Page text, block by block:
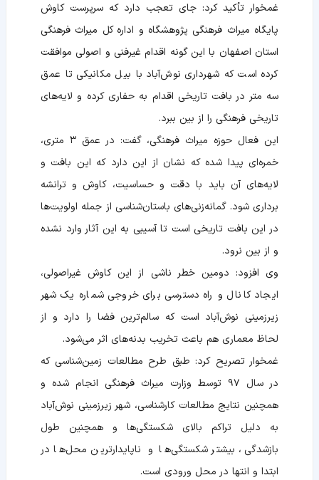
غمخوار تأکید کرد: جای تعجب دارد که سرپرست کاوش
پایگاه میراث فرهنگی پژوهشگاه و اداره کل میراث فرهنگی
استان اصفهان با این گونه اقدام غیرفنی و اصولی موافقت
کرده است که شهرداری نوش‌آباد با بیل مکانیکی تا عمق
سه متر در بافت تاریخی اقدام به حفاری کرده و لایه‌های
تاریخی فرهنگی را از بین ببرد.
این فعال حوزه میراث فرهنگی، گفت: در عمق ۳ متری،
خمره‌ای پیدا شده که نشان از این دارد که این بافت و
لایه‌های آن باید با دقت و حساسیت، کاوش و ترانشه
برداری شود. گمانه‌زنی‌های باستان‌شناسی از جمله اولویت‌ها
در این بافت تاریخی است تا آسیبی به این آثار وارد نشده
و از بین نرود.
وی افزود: دومین خطر ناشی از این کاوش غیراصولی،
ایجاد کانال و راه دسترسی برای خروجی شماره یک شهر
زیرزمینی نوش‌آباد است که سالم‌ترین فضا را دارد و از
لحاظ معماری هم باعث تخریب بدنه‌های اثر می‌شود.
غمخوار تصریح کرد: طبق طرح مطالعات زمین‌شناسی که
در سال ۹۷ توسط وزارت میراث فرهنگی انجام شده و
همچنین نتایج مطالعات کارشناسی، شهر زیرزمینی نوش‌آباد
به دلیل تراکم بالای شکستگی‌ها و همچنین طول
بازشدگی، بیشتر شکستگی‌ها و ناپایدارترین محل‌ها در
ابتدا و انتها در محل ورودی است.